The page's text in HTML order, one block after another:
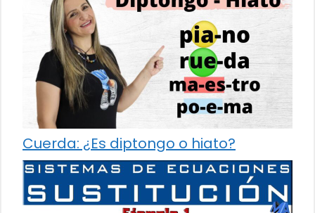
Cuerda: ¿Es diptongo o hiato?